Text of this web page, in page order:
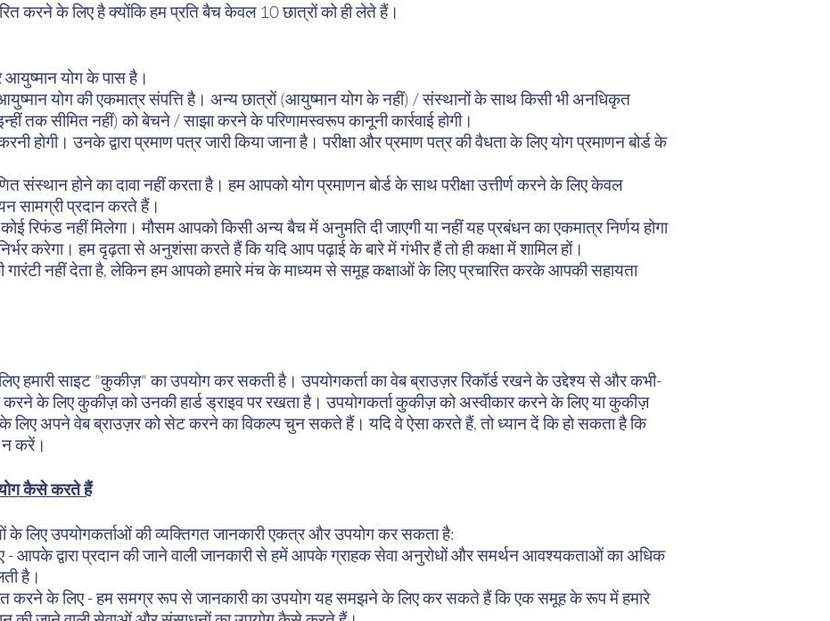
करने के लिए है क्योंकि हम प्रति बैच केवल 10 छात्रों को ही लेते हैं।
आयुष्मान योग के पास है।
योग की एकमात्र संपत्ति है। अन्य छात्रों (आयुष्मान योग के नहीं) / संस्थानों के साथ किसी भी अनधिकृत
तक सीमित नहीं) को बेचने / साझा करने के परिणामस्वरूप कानूनी कार्रवाई होगी।
होगी। उनके द्वारा प्रमाण पत्र जारी किया जाना है। परीक्षा और प्रमाण पत्र की वैधता के लिए योग प्रमाणन बोर्ड के
संस्थान होने का दावा नहीं करता है। हम आपको योग प्रमाणन बोर्ड के साथ परीक्षा उत्तीर्ण करने के लिए केवल
सामग्री प्रदान करते हैं।
रिफंड नहीं मिलेगा। मौसम आपको किसी अन्य बैच में अनुमति दी जाएगी या नहीं यह प्रबंधन का एकमात्र निर्णय होगा
करेगा। हम दृढ़ता से अनुशंसा करते हैं कि यदि आप पढ़ाई के बारे में गंभीर हैं तो ही कक्षा में शामिल हों।
गारंटी नहीं देता है, लेकिन हम आपको हमारे मंच के माध्यम से समूह कक्षाओं के लिए प्रचारित करके आपकी सहायता
हमारी साइट "कुकीज़" का उपयोग कर सकती है। उपयोगकर्ता का वेब ब्राउज़र रिकॉर्ड रखने के उद्देश्य से और कभी-
के लिए कुकीज़ को उनकी हार्ड ड्राइव पर रखता है। उपयोगकर्ता कुकीज़ को अस्वीकार करने के लिए या कुकीज़
अपने वेब ब्राउज़र को सेट करने का विकल्प चुन सकते हैं। यदि वे ऐसा करते हैं, तो ध्यान दें कि हो सकता है कि
करें।
कैसे करते हैं
के लिए उपयोगकर्ताओं की व्यक्तिगत जानकारी एकत्र और उपयोग कर सकता है:
- आपके द्वारा प्रदान की जाने वाली जानकारी से हमें आपके ग्राहक सेवा अनुरोधों और समर्थन आवश्यकताओं का अधिक
है।
करने के लिए - हम समग्र रूप से जानकारी का उपयोग यह समझने के लिए कर सकते हैं कि एक समूह के रूप में हमारे